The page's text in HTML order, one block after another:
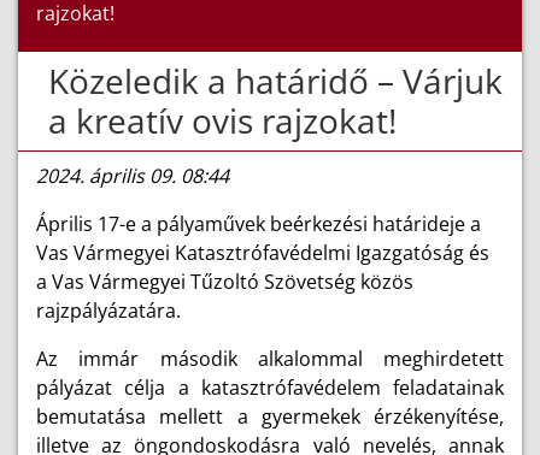
rajzokat!
Közeledik a határidő – Várjuk
a kreatív ovis rajzokat!
2024. április 09. 08:44
Április 17-e a pályaművek beérkezési határideje a
Vas Vármegyei Katasztrófavédelmi Igazgatóság és
a Vas Vármegyei Tűzoltó Szövetség közös
rajzpályázatára.
Az immár második alkalommal meghirdetett
pályázat célja a katasztrófavédelem feladatainak
bemutatása mellett a gyermekek érzékenyítése,
illetve az öngondoskodásra való nevelés, annak